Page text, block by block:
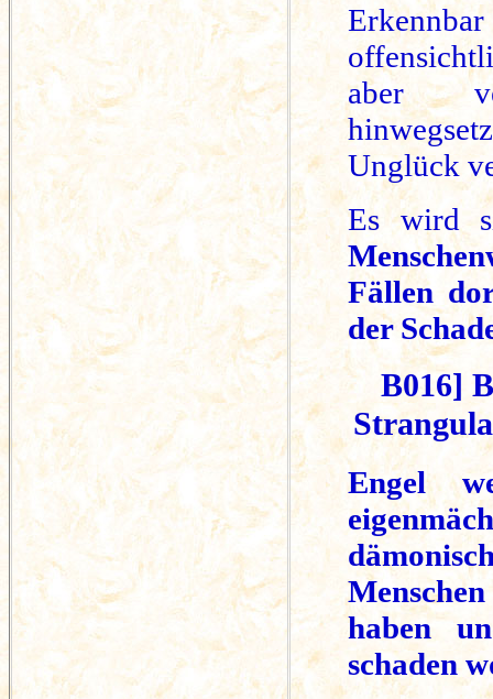
aber
Unglück
Es wird
Fällen
der
B016]
Engel
haben
schaden